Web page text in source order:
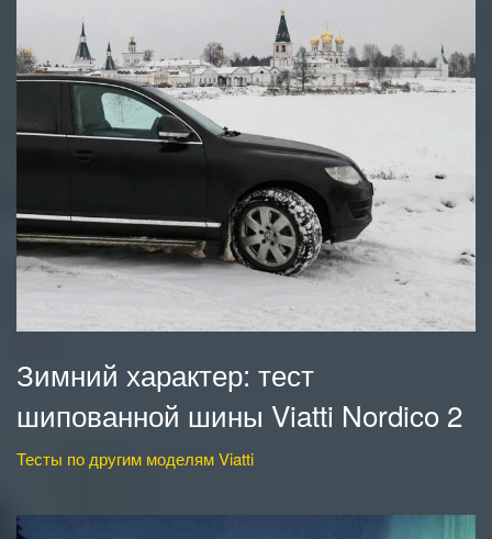
Зимний характер: тест
шипованной шины Viatti Nordico 2
Тесты по другим моделям Viatti